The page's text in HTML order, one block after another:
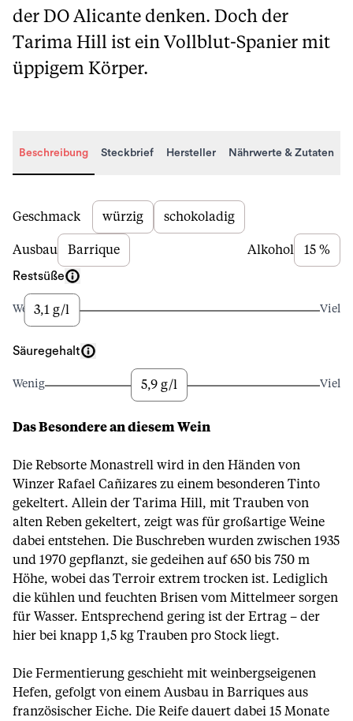
der DO Alicante denken. Doch der
Tarima Hill ist ein Vollblut-Spanier mit
üppigem Körper.
Beschreibung Steckbrief Hersteller Nährwerte & Zutaten
Beschreibung
Geschmack würzig schokoladig
Ausbau Barrique Alkohol 15 %
Restsüße
Wenig3,1 g/l Viel
Säuregehalt
Wenig 5,9 g/l Viel
Das Besondere an diesem Wein
Die Rebsorte Monastrell wird in den Händen von
Winzer Rafael Cañizares zu einem besonderen Tinto
gekeltert. Allein der Tarima Hill, mit Trauben von
alten Reben gekeltert, zeigt was für großartige Weine
dabei entstehen. Die Buschreben wurden zwischen 1935
und 1970 gepflanzt, sie gedeihen auf 650 bis 750 m
Höhe, wobei das Terroir extrem trocken ist. Lediglich
die kühlen und feuchten Brisen vom Mittelmeer sorgen
für Wasser. Entsprechend gering ist der Ertrag – der
hier bei knapp 1,5 kg Trauben pro Stock liegt.
Die Fermentierung geschieht mit weinbergseigenen
Hefen, gefolgt von einem Ausbau in Barriques aus
französischer Eiche. Die Reife dauert dabei 15 Monate